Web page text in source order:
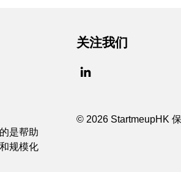
是帮助
规模化
关注我们
© 2026 StartmeupHK